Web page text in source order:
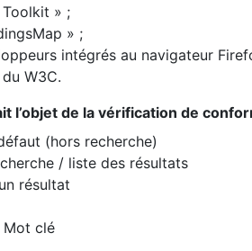
Toolkit » ;
» ;
intégrés au navigateur
W3C.
l’objet de la vérification de
(hors recherche)
/ liste des résultats
résultat
Mot clé